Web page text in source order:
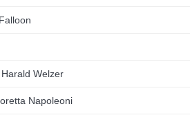
Welzer
Napoleoni